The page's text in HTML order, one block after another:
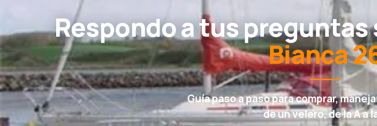
Respondo a tus preguntas
Bianca
Guía paso a paso para comprar,
de un velero, de la A a